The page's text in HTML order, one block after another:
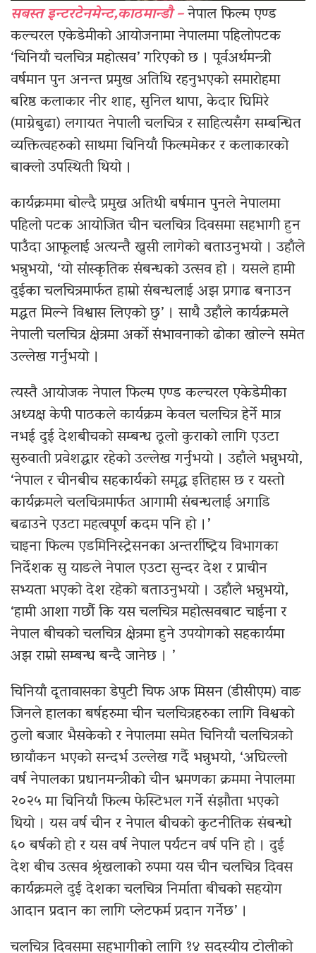
सबस्त इन्टरटेनमेन्ट,काठमान्डौ –नेपाल फिल्म एण्ड
कल्चरल एकेडेमीको आयोजनामा नेपालमा पहिलोपटक
‘चिनियाँ चलचित्र महोत्सव’ गरिएको छ । पूर्वअर्थमन्त्री
वर्षमान पुन अनन्त प्रमुख अतिथि रहनुभएको समारोहमा
बरिष्ठ कलाकार नीर शाह, सुनिल थापा, केदार घिमिरे
(माग्नेबुढा) लगायत नेपाली चलचित्र र साहित्यसँग सम्बन्धित
व्यक्तित्वहरुको साथमा चिनियाँ फिल्ममेकर र कलाकारको
बाक्लो उपस्थिती थियो ।
कार्यक्रममा बोल्दै प्रमुख अतिथी बर्षमान पुनले नेपालमा
पहिलो पटक आयोजित चीन चलचित्र दिवसमा सहभागी हुन
पाउँदा आफूलाई अत्यन्तै खुसी लागेको बताउनुभयो । उहाँले
भन्नुभयो, ‘यो सांंस्कृतिक संबन्धको उत्सव हो । यसले हामी
दुईका चलचित्रमार्फत हाम्रो संबन्धलाई अझ प्रगाढ बनाउन
मद्धत मिल्ने विश्वास लिएको छु’ । साथै उहाँले कार्यक्रमले
नेपाली चलचित्र क्षेत्रमा अर्को संभावनाको ढोका खोल्ने समेत
उल्लेख गर्नुभयो ।
त्यस्तै आयोजक नेपाल फिल्म एण्ड कल्चरल एकेडेमीका
अध्यक्ष केपी पाठकले कार्यक्रम केवल चलचित्र हेर्ने मात्र
नभई दुई देशबीचको सम्बन्ध ठूलो कुराको लागि एउटा
सुरुवाती प्रवेशद्धार रहेको उल्लेख गर्नुभयो । उहाँले भन्नुभयो,
‘नेपाल र चीनबीच सहकार्यको समृद्ध इतिहास छ र यस्तो
कार्यक्रमले चलचित्रमार्फत आगामी संबन्धलाई अगाडि
बढाउने एउटा महत्वपूर्ण कदम पनि हो ।’
चाइना फिल्म एडमिनिस्ट्रेसनका अन्तर्राष्ट्रिय विभागका
निर्देशक सु याङले नेपाल एउटा सुन्दर देश र प्राचीन
सभ्यता भएको देश रहेको बताउनुभयो । उहाँले भन्नुभयो,
‘हामी आशा गर्छौ कि यस चलचित्र महोत्सवबाट चाईना र
नेपाल बीचको चलचित्र क्षेत्रमा हुने उपयोगको सहकार्यमा
अझ राम्रो सम्बन्ध बन्दै जानेछ । ’
चिनियाँ दूतावासका डेपुटी चिफ अफ मिसन (डीसीएम) वाङ
जिनले हालका बर्षहरुमा चीन चलचित्रहरुका लागि विश्वको
ठुलो बजार भैसकेको र नेपालमा समेत चिनियाँ चलचित्रको
छायाँकन भएको सन्दर्भ उल्लेख गर्दै भन्नुभयो, ‘अघिल्लो
वर्ष नेपालका प्रधानमन्त्रीको चीन भ्रमणका क्रममा नेपालमा
२०२५ मा चिनियाँ फिल्म फेस्टिभल गर्ने संझौता भएको
थियो । यस वर्ष चीन र नेपाल बीचको कुटनीतिक संबन्धो
६० बर्षको हो र यस वर्ष नेपाल पर्यटन वर्ष पनि हो । दुई
देश बीच उत्सव श्रृंखलाको रुपमा यस चीन चलचित्र दिवस
कार्यक्रमले दुई देशका चलचित्र निर्माता बीचको सहयोग
आदान प्रदान का लागि प्लेटफर्म प्रदान गर्नेछ’ ।